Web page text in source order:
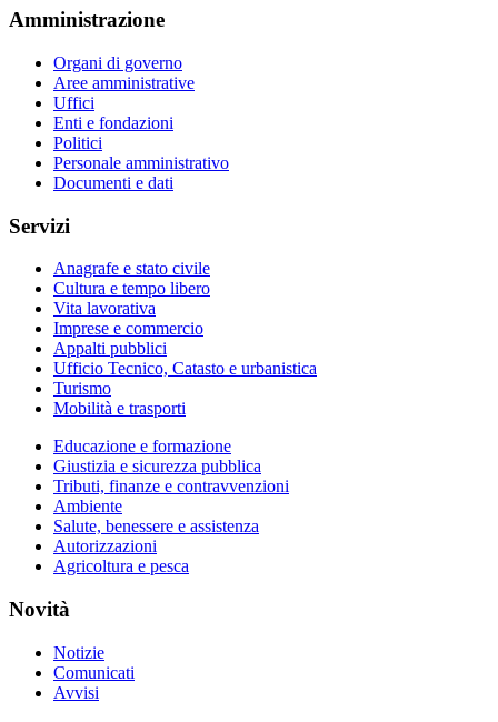
Amministrazione
Organi di governo
Aree amministrative
Uffici
Enti e fondazioni
Politici
Personale amministrativo
Documenti e dati
Servizi
Anagrafe e stato civile
Cultura e tempo libero
Vita lavorativa
Imprese e commercio
Appalti pubblici
Ufficio Tecnico, Catasto e urbanistica
Turismo
Mobilità e trasporti
Educazione e formazione
Giustizia e sicurezza pubblica
Tributi, finanze e contravvenzioni
Ambiente
Salute, benessere e assistenza
Autorizzazioni
Agricoltura e pesca
Novità
Notizie
Comunicati
Avvisi